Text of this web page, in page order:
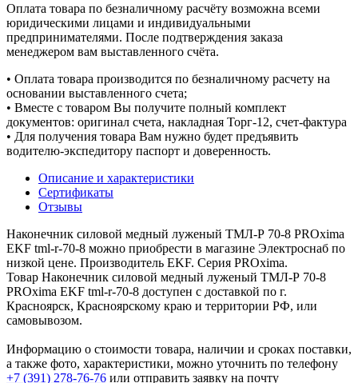
Оплата товара по безналичному расчёту возможна всеми
юридическими лицами и индивидуальными
предпринимателями. После подтверждения заказа
менеджером вам выставленного счёта.
• Оплата товара производится по безналичному расчету на
основании выставленного счета;
• Вместе с товаром Вы получите полный комплект
документов: оригинал счета, накладная Торг-12, счет-фактура
• Для получения товара Вам нужно будет предъявить
водителю-экспедитору паспорт и доверенность.
Описание и характеристики
Сертификаты
Отзывы
Наконечник силовой медный луженый ТМЛ-Р 70-8 PROxima
EKF tml-r-70-8 можно приобрести в магазине Электроснаб по
низкой цене. Производитель EKF. Серия PROxima.
Товар Наконечник силовой медный луженый ТМЛ-Р 70-8
PROxima EKF tml-r-70-8 доступен с доставкой по г.
Красноярск, Красноярскому краю и территории РФ, или
самовывозом.
Информацию о стоимости товара, наличии и сроках поставки,
а также фото, характеристики, можно уточнить по телефону
+7 (391) 278-76-76 или отправить заявку на почту